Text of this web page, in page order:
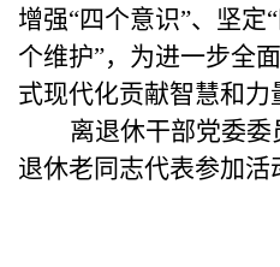
增强“四个意识”、坚定
个维护”，为进一步全
式现代化贡献智慧和力
离退休干部党委
退休老同志代表参加活